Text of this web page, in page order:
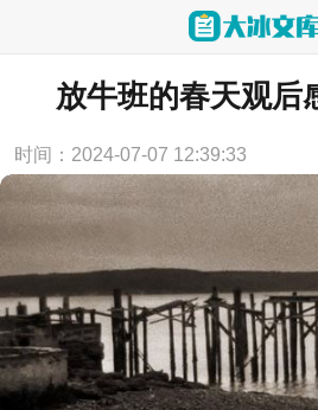
当前位置： 首页 >
放牛班的春天观后
时间：2024-07-07 12:39:33